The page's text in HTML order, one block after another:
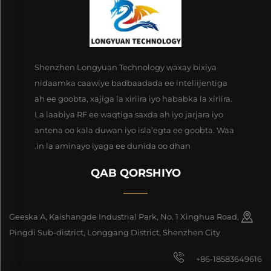
Shenzhen Longyuan Technology waxay bixiya
nidaamka caawiye badbaadada ee inteliijentiga
ah ee goobta, xajiga la xiriira iyo hababka la xiriira.
La laabiya RF ee waqtiga saxda ah iyo jarjara iyo
antena oo kala duwan iyo isla’egta ee goobta. Waa
in la aminayo iyaga ee dunida oo dhan.
QAB QORSHIYO
Geeska A, Kaishangde Industrial Park, No. 1 Xinghua Road,
Pingdi Sub-district, Longgang District, Shenzhen City
+86-18583649616